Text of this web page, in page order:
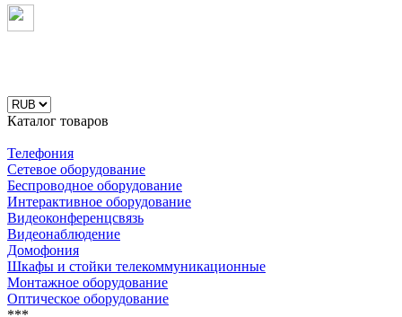
Каталог товаров
Телефония
Сетевое оборудование
Беспроводное оборудование
Интерактивное оборудование
Видеоконференцсвязь
Видеонаблюдение
Домофония
Шкафы и стойки телекоммуникационные
Монтажное оборудование
Оптическое оборудование